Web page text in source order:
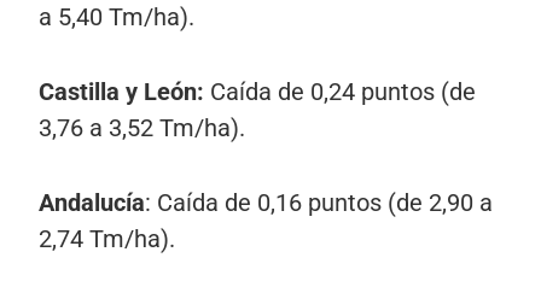
a 5,40 Tm/ha).
Castilla y León: Caída de 0,24 puntos (de
3,76 a 3,52 Tm/ha).
Andalucía: Caída de 0,16 puntos (de 2,90 a
2,74 Tm/ha).